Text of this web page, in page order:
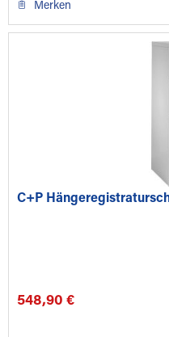
Merken
C+P
548,90 €